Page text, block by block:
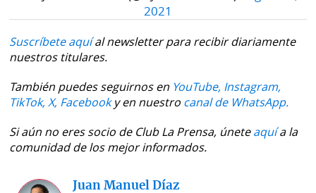
2021
Suscríbete aquíal newsletter para recibir diariamente
nuestros titulares.
También puedes seguirnos en YouTube, Instagram,
TikTok, X, Facebooky en nuestro canal de WhatsApp.
Si aún no eres socio de Club La Prensa, úneteaquía la
comunidad de los mejor informados.
Juan Manuel Díaz